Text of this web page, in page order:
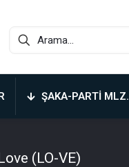
ŞAKA-PARTI MLZ.
(LO-VE)